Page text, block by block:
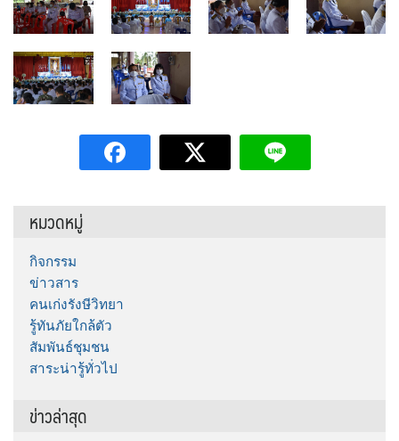
หมวดหมู่
กิจกรรม
ข่าวสาร
คนเก่งรังษีวิทยา
รู้ทันภัยใกล้ตัว
สัมพันธ์ชุมชน
สาระน่ารู้ทั่วไป
ข่าวล่าสุด